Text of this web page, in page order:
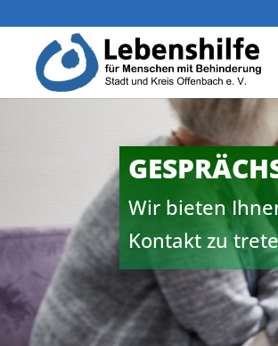
Wir bieten
Kontakt zu